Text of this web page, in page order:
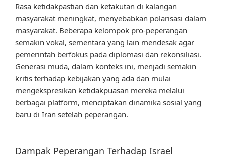
Rasa ketidakpastian dan ketakutan di kalangan
masyarakat meningkat, menyebabkan polarisasi dalam
masyarakat. Beberapa kelompok pro-peperangan
semakin vokal, sementara yang lain mendesak agar
pemerintah berfokus pada diplomasi dan rekonsiliasi.
Generasi muda, dalam konteks ini, menjadi semakin
kritis terhadap kebijakan yang ada dan mulai
mengekspresikan ketidakpuasan mereka melalui
berbagai platform, menciptakan dinamika sosial yang
baru di Iran setelah peperangan.
Dampak Peperangan Terhadap Israel